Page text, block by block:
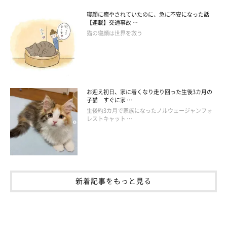
寝顔に癒やされていたのに、急に不安になった話
【連載】交通事故 …
猫の寝顔は世界を救う
お迎え初日、家に着くなり走り回った生後3カ月の
子猫 すぐに家 …
生後約3カ月で家族になったノルウェージャンフォ
レストキャット …
新着記事をもっと見る